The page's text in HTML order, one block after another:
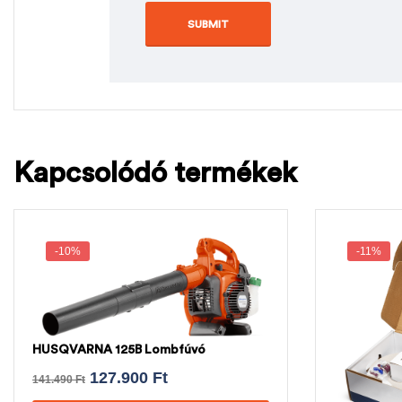
Kapcsolódó termékek
-10%
HUSQVARNA 125B Lombfúvó
141.490Ft 127.900 Ft
-11%